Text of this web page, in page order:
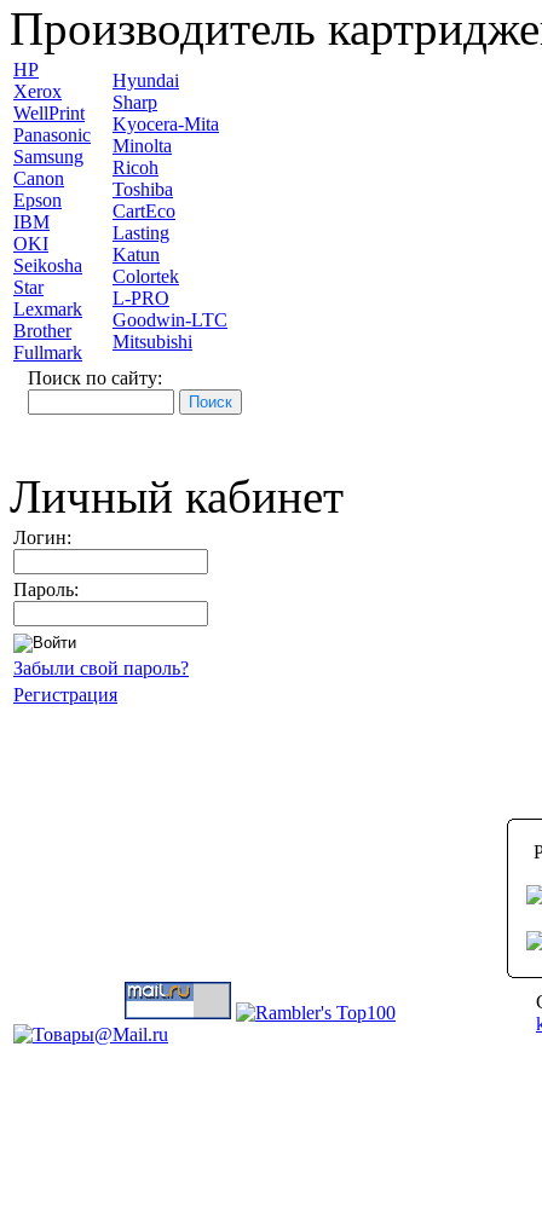
Производитель
HP
Xerox
WellPrint
Panasonic
Samsung
Canon
Epson
IBM
OKI
Seikosha
Star
Lexmark
Brother
Fullmark
Hyundai
Sharp
Kyocera-Mita
Minolta
Ricoh
Toshiba
CartEco
Lasting
Katun
Colortek
L-PRO
Goodwin-LTC
Mitsubishi
Поиск по сайту:
Личный кабинет
Логин:
Пароль:
Забыли свой пароль?
Регистрация